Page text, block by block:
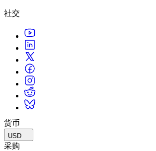
探索 Unity 支持的超过 25 个平台
常态化运营
游戏上线后的数据洞察与常态化运营
Grow
用户获取
被发现并获取移动用户
管理跨门店和D2C渠道的IAP（应用内购买）
商业化
实现运营卓越
零售
将店内体验转化为在线体验
汽车
提升创新能力和车内体验
查看所有行业
技术术语库
案例分析
真实成功案例
最佳实践指南
专家提示和技巧
演示
演示、示例和构建模块
所有资源
新增功能
直播活动
Unity奖项
庆祝全球的Unity创作者
你是Unity 新手？开始您的旅程
使用指南
可操作的技巧和最佳实践
教育
对于学生
开启您的职业生涯
增强您的教学
教育资助许可证
社交
货币
USD
采购